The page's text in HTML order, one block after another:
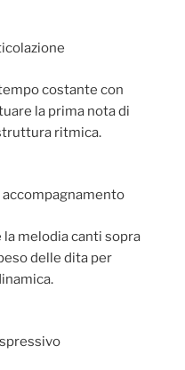
costante con
la prima nota di
ritmica.
melodia canti sopra
delle dita per